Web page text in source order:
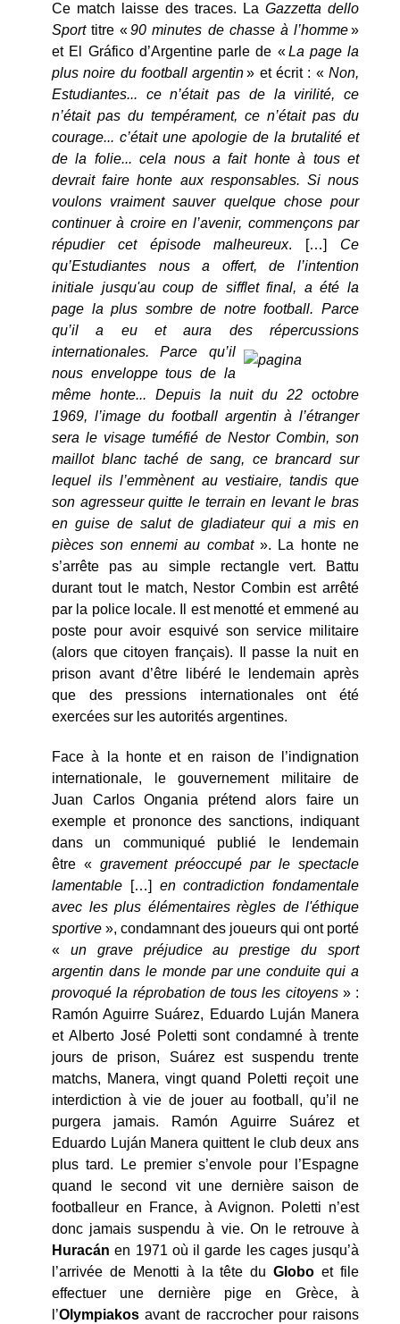
Ce match laisse des traces. La Gazzetta dello
Sporttitre «90 minutes de chasse à l’homme»
et El Gráfico d’Argentine parle de «La page la
plus noire du football argentin» et écrit : «Non,
Estudiantes... ce n’était pas de la virilité, ce
n’était pas du tempérament, ce n’était pas du
courage... c’était une apologie de la brutalité et
de la folie... cela nous a fait honte à tous et
devrait faire honte aux responsables. Si nous
voulons vraiment sauver quelque chose pour
continuer à croire en l’avenir, commençons par
répudier cet épisode malheureux. […] Ce
qu’Estudiantes nous a offert, de l’intention
initiale jusqu'au coup de sifflet final, a été la
page la plus sombre de notre football. Parce
qu’il a eu et aura des répercussions
internationales.Parce qu’il
nous enveloppe tous de la
même honte... Depuis la nuit du 22 octobre
1969, l’image du football argentin à l’étranger
sera le visage tuméfié de Nestor Combin, son
maillot blanc taché de sang, ce brancard sur
lequel ils l’emmènent au vestiaire, tandis que
son agresseur quitte le terrain en levant le bras
en guise de salut de gladiateur qui a mis en
pièces son ennemi au combat ». La honte ne
s’arrête pas au simple rectangle vert. Battu
durant tout le match, Nestor Combin est arrêté
par la police locale. Il est menotté et emmené au
poste pour avoir esquivé son service militaire
(alors que citoyen français). Il passe la nuit en
prison avant d’être libéré le lendemain après
que des pressions internationales ont été
exercées sur les autorités argentines.
Face à la honte et en raison de l’indignation
internationale, le gouvernement militaire de
Juan Carlos Ongania prétend alors faire un
exemple et prononce des sanctions, indiquant
dans un communiqué publié le lendemain
être « gravement préoccupé par le spectacle
lamentable […] en contradiction fondamentale
avec les plus élémentaires règles de l'éthique
sportive », condamnant des joueurs qui ont porté
« un grave préjudice au prestige du sport
argentin dans le monde par une conduite qui a
provoqué la réprobation de tous les citoyens » :
Ra­món Agui­rre Suá­rez, Eduardo Luján Manera
et Alberto José Poletti sont condamné à trente
jours de prison, Suá­rez est suspendu trente
matchs, Manera, vingt quand Poletti reçoit une
interdiction à vie de jouer au football, qu’il ne
purgera jamais. Ra­món Agui­rre Suá­rez et
Eduardo Luján Manera quittent le club deux ans
plus tard. Le premier s’envole pour l’Espagne
quand le second vit une dernière saison de
footballeur en France, à Avignon. Poletti n’est
donc jamais suspendu à vie. On le retrouve à
Huracán en 1971 où il garde les cages jusqu’à
l’arrivée de Menotti à la tête duGlobo et file
effectuer une dernière pige en Grèce, à
l’Olympiakos avant de raccrocher pour raisons